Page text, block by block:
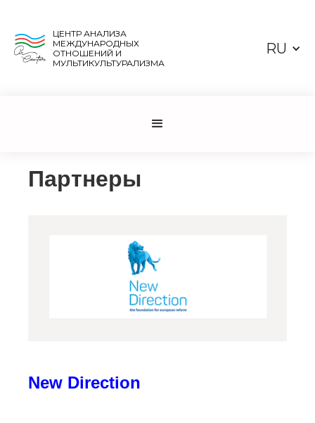
ЦЕНТР АНАЛИЗА
МЕЖДУНАРОДНЫХ
ОТНОШЕНИЙ И
МУЛЬТИКУЛЬТУРАЛИЗМА
RU
Партнеры
New Direction